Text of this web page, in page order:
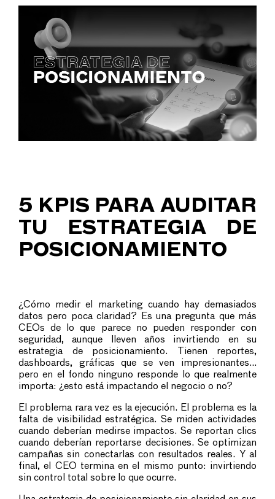
5 KPIS PARA AUDITAR
TU ESTRATEGIA DE
POSICIONAMIENTO
¿Cómo medir el marketing cuando hay demasiados
datos pero poca claridad? Es una pregunta que más
CEOs de lo que parece no pueden responder con
seguridad, aunque lleven años invirtiendo en su
estrategia de posicionamiento. Tienen reportes,
dashboards, gráficas que se ven impresionantes...
pero en el fondo ninguno responde lo que realmente
importa: ¿esto está impactando el negocio o no?
El problema rara vez es la ejecución. El problema es la
falta de visibilidad estratégica. Se miden actividades
cuando deberían medirse impactos. Se reportan clics
cuando deberían reportarse decisiones. Se optimizan
campañas sin conectarlas con resultados reales. Y al
final, el CEO termina en el mismo punto: invirtiendo
sin control total sobre lo que ocurre.